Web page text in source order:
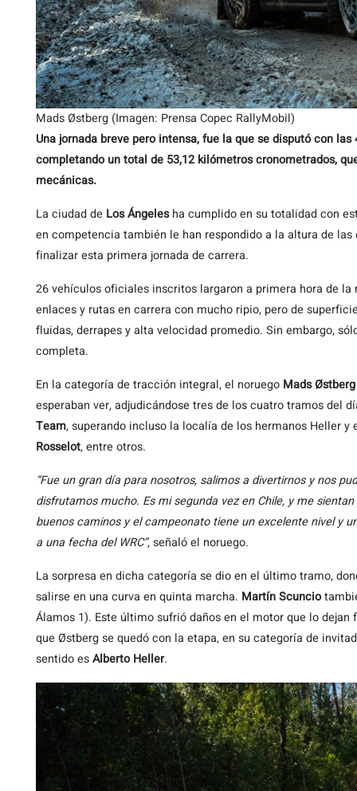
Mads Østberg (Imagen: Prensa Copec RallyMobil)
Una jornada breve pero intensa, fue la que se disputó con
completando un total de 53,12 kilómetros cronometrados,
mecánicas.
La ciudad de Los Ángelesha cumplido en su totalidad con
en competencia también le han respondido a la altura de
finalizar esta primera jornada de carrera.
26 vehículos oficiales inscritos largaron a primera hora de
enlaces y rutas en carrera con mucho ripio, pero de
fluidas, derrapes y alta velocidad promedio. Sin embargo,
completa.
En la categoría de tracción integral, el noruego Mads
esperaban ver, adjudicándose tres de los cuatro tramos del
Team, superando incluso la localía de los hermanos Heller
Rosselot, entre otros.
“Fue un gran día para nosotros, salimos a divertirnos y nos
disfrutamos mucho. Es mi segunda vez en Chile, y me
buenos caminos y el campeonato tiene un excelente nivel y
a una fecha del WRC”, señaló el noruego.
La sorpresa en dicha categoría se dio en el último tramo,
salirse en una curva en quinta marcha. Martín Scuncio
Álamos 1). Este último sufrió daños en el motor que lo
que Østberg se quedó con la etapa, en su categoría de
sentido esAlberto Heller.